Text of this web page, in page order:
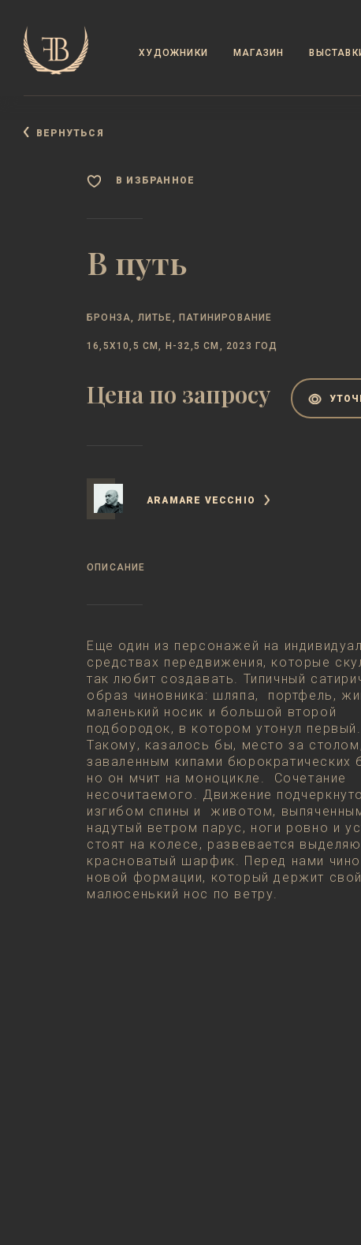
ХУДОЖНИКИ МАГАЗИН
ВЕРНУТЬСЯ
В ИЗБРАННОЕ
В путь
БРОНЗА, ЛИТЬЕ, ПАТИНИРОВАНИЕ
16,5Х10,5 СМ, Н-32,5 СМ, 2023 ГОД
Цена по запросу
ARAMARE VECCHIO
ОПИСАНИЕ
Еще один из персонажей на
средствах передвижения, которые
так любит создавать. Типичный
образ чиновника: шляпа, портфель,
маленький носик и большой второй
подбородок, в котором утонул первый.
Такому, казалось бы, место за столом,
заваленным кипами бюрократических
но он мчит на моноцикле. Сочетание
несочитаемого. Движение подчеркнуто
изгибом спины и животом,
надутый ветром парус, ноги ровно и
стоят на колесе, развевается
красноватый шарфик. Перед нами
новой формации, который держит свой
малюсенький нос по ветру.